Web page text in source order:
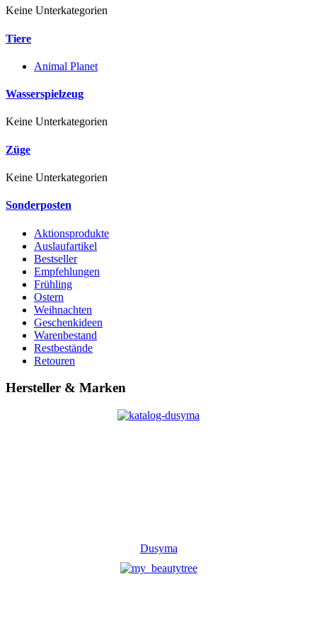
Keine Unterkategorien
Tiere
Animal Planet
Wasserspielzeug
Keine Unterkategorien
Züge
Keine Unterkategorien
Sonderposten
Aktionsprodukte
Auslaufartikel
Bestseller
Empfehlungen
Frühling
Ostern
Weihnachten
Geschenkideen
Warenbestand
Restbestände
Retouren
Hersteller & Marken
Dusyma